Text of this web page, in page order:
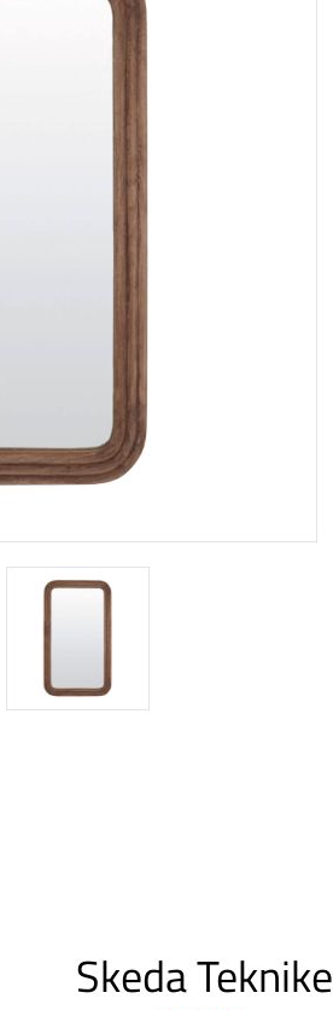
Skeda Teknike